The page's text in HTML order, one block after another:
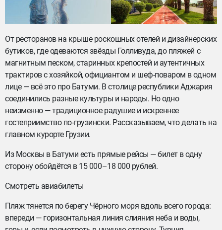
От ресторанов на крыше роскошных отелей и дизайнерских
бутиков, где одеваются звёзды Голливуда, до пляжей с
магнитным песком, старинных крепостей и аутентичных
трактиров с хозяйкой, официантом и шеф-поваром в одном
лице — всё это про Батуми. В столице республики Аджария
соединились разные культуры и народы. Но одно
неизменно — традиционное радушие и искреннее
гостеприимство по-грузински. Рассказываем, что делать на
главном курорте Грузии.
Из Москвы в Батуми есть прямые рейсы — билет в одну
сторону обойдётся в 15 000–18 000 рублей.
Смотреть авиабилеты
Пляж тянется по берегу Чёрного моря вдоль всего города:
впереди — горизонтальная линия слияния неба и воды,